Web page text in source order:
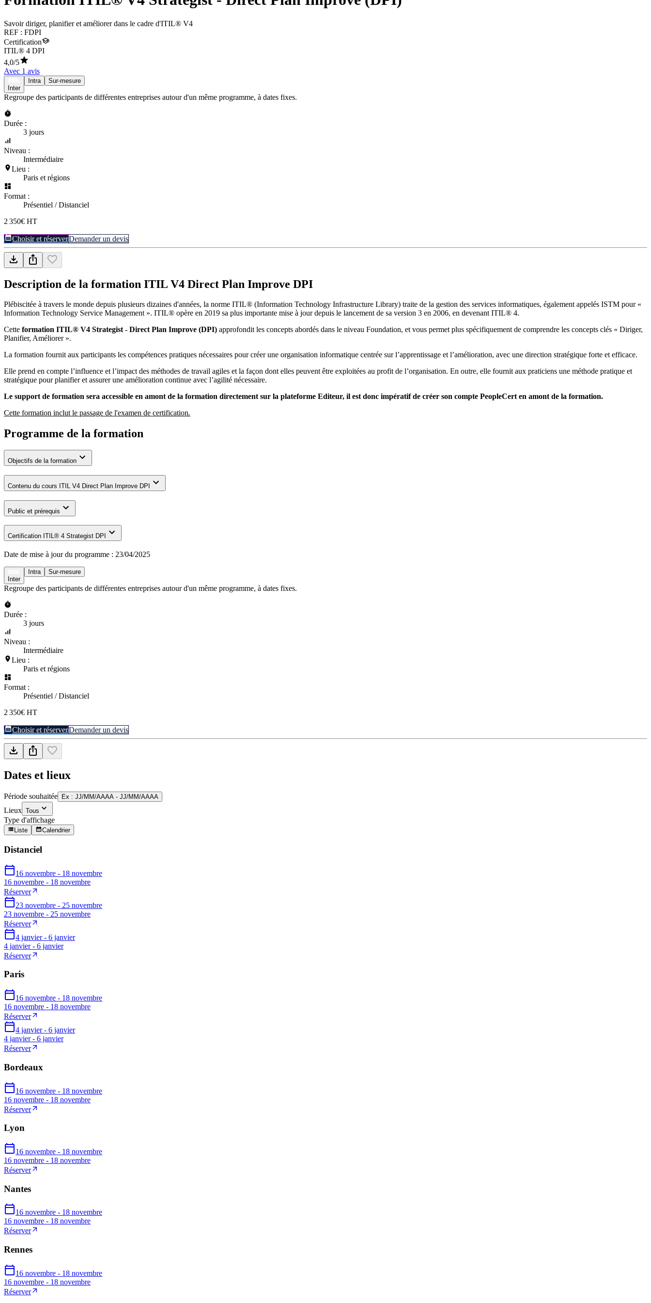
Savoir diriger, planifier et améliorer dans le cadre d'ITIL® V4
REF : FDPI
Certification
ITIL® 4 DPI
4,0/5
Avec 1 avis
Inter
Intra Sur-mesure
Regroupe des participants de différentes entreprises autour d'un même programme, à dates fixes.
Durée :
3 jours
Niveau :
Intermédiaire
Lieu :
Paris et régions
Format :
Présentiel / Distanciel
2 350€ HT
Choisir et réserverDemander un devis
Description de la formation ITIL V4 Direct Plan Improve DPI
Plébiscitée à travers le monde depuis plusieurs dizaines d'années, la norme ITIL® (Information Technology Infrastructure Library) traite de la gestion des services informatiques, également appelés ISTM pour «
Information Technology Service Management ». ITIL® opère en 2019 sa plus importante mise à jour depuis le lancement de sa version 3 en 2006, en devenant ITIL® 4.
Cette formation ITIL® V4 Strategist - Direct Plan Improve (DPI) approfondit les concepts abordés dans le niveau Foundation, et vous permet plus spécifiquement de comprendre les concepts clés « Diriger,
Planifier, Améliorer ».
La formation fournit aux participants les compétences pratiques nécessaires pour créer une organisation informatique centrée sur l’apprentissage et l’amélioration, avec une direction stratégique forte et efficace.
Elle prend en compte l’influence et l’impact des méthodes de travail agiles et la façon dont elles peuvent être exploitées au profit de l’organisation. En outre, elle fournit aux praticiens une méthode pratique et
stratégique pour planifier et assurer une amélioration continue avec l’agilité nécessaire.
Le support de formation sera accessible en amont de la formation directement sur la plateforme Editeur, il est donc impératif de créer son compte PeopleCert en amont de la formation.
Cette formation inclut le passage de l'examen de certification.
Programme de la formation
Objectifs de la formation
Contenu du cours ITIL V4 Direct Plan Improve DPI
Public et prérequis
Certification ITIL® 4 Strategist DPI
Date de mise à jour du programme : 23/04/2025
Inter
Intra Sur-mesure
Regroupe des participants de différentes entreprises autour d'un même programme, à dates fixes.
Durée :
3 jours
Niveau :
Intermédiaire
Lieu :
Paris et régions
Format :
Présentiel / Distanciel
2 350€ HT
Choisir et réserverDemander un devis
Dates et lieux
Période souhaitée Ex : JJ/MM/AAAA - JJ/MM/AAAA
Lieux Tous
Type d'affichage
Liste Calendrier
Distanciel
16 novembre - 18 novembre
16 novembre - 18 novembre
Réserver
23 novembre - 25 novembre
23 novembre - 25 novembre
Réserver
4 janvier - 6 janvier
4 janvier - 6 janvier
Réserver
Paris
16 novembre - 18 novembre
16 novembre - 18 novembre
Réserver
4 janvier - 6 janvier
4 janvier - 6 janvier
Réserver
Bordeaux
16 novembre - 18 novembre
16 novembre - 18 novembre
Réserver
Lyon
16 novembre - 18 novembre
16 novembre - 18 novembre
Réserver
Nantes
16 novembre - 18 novembre
16 novembre - 18 novembre
Réserver
Rennes
16 novembre - 18 novembre
16 novembre - 18 novembre
Réserver